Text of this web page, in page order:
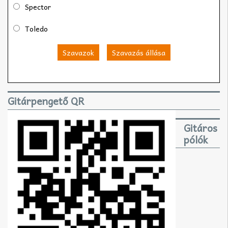
Spector
Toledo
Szavazok Szavazás állása
Gitárpengető QR
Gitáros
pólók